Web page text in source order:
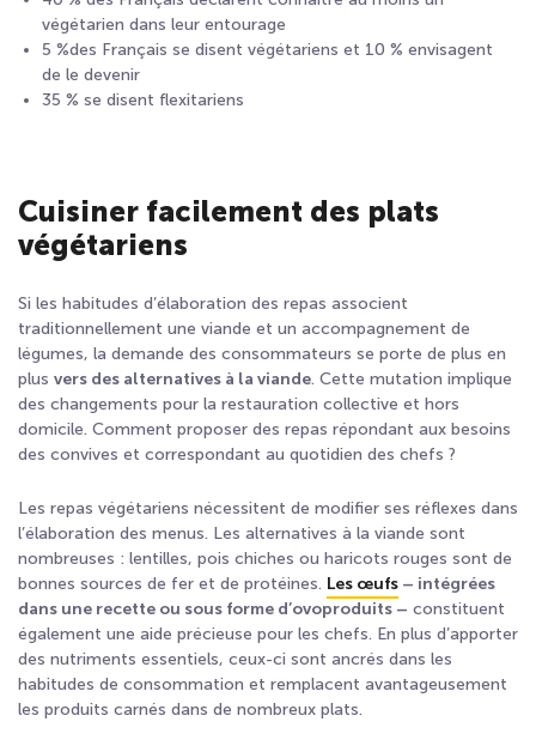
végétarien dans leur entourage
5 %des Français se disent végétariens et 10 % envisagent
de le devenir
35 % se disent flexitariens
Cuisiner facilement des plats
végétariens
Si les habitudes d’élaboration des repas associent
traditionnellement une viande et un accompagnement de
légumes, la demande des consommateurs se porte de plus en
plus vers des alternatives à la viande. Cette mutation implique
des changements pour la restauration collective et hors
domicile. Comment proposer des repas répondant aux besoins
des convives et correspondant au quotidien des chefs ?
Les repas végétariens nécessitent de modifier ses réflexes dans
l’élaboration des menus. Les alternatives à la viande sont
nombreuses : lentilles, pois chiches ou haricots rouges sont de
bonnes sources de fer et de protéines. Les œufs – intégrées
dans une recette ou sous forme d’ovoproduits – constituent
également une aide précieuse pour les chefs. En plus d’apporter
des nutriments essentiels, ceux-ci sont ancrés dans les
habitudes de consommation et remplacent avantageusement
les produits carnés dans de nombreux plats.